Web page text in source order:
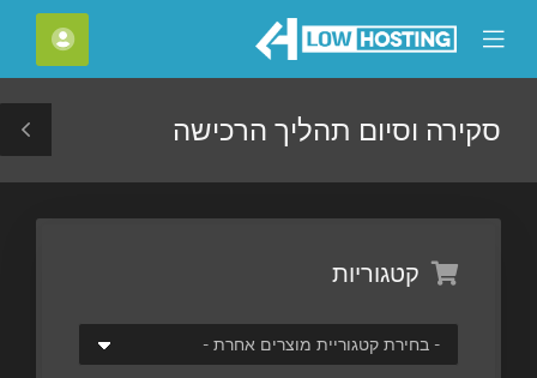
Mobile
Menu
סקירה וסיום תהליך הרכישה
קטגוריות